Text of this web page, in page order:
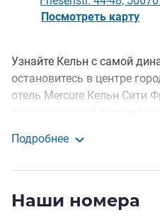
Посмотреть карту
Описание
Узнайте Кельн с самой
остановитесь в центре
отель Mercure Кельн Сити
гурманов. Отель находится
традиционные блюда
Подробнее
Наши номера